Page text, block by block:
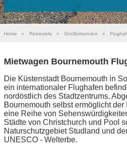
Home » Reiseziele » Großbritannien »
Mietwagen Bournemouth
Die Küstenstadt Bournemouth in
ein internationaler Flughafen
nordöstlich des Stadtzentrums.
Bournemouth selbst ermöglicht
eine Reihe von
Städte von Christchurch und Pool
Naturschutzgebiet Studland und
UNESCO - Welterbe.